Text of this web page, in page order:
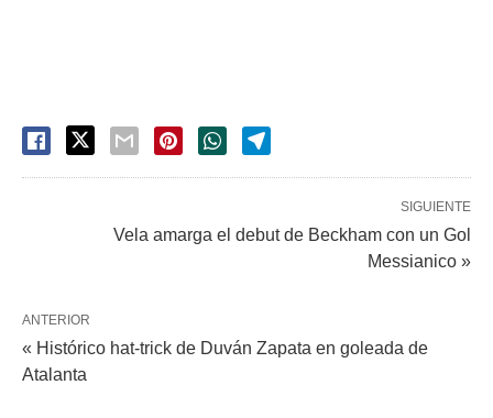
SIGUIENTE
Vela amarga el debut de Beckham con un Gol
Messianico »
ANTERIOR
« Histórico hat-trick de Duván Zapata en goleada de
Atalanta